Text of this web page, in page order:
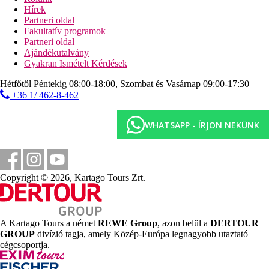
Sport és szórakozás térítés ellenében
spa-központ
kezelések
Ellátás
All Inclusive: minden étkezés büférendszerben. Helyi
között. Napközben snack-ételek. Az All Inclusive
szállodák szolgáltatásai bizonyos részletekben
20 km
Távolság a legközelebbi repülőtértől
500 m
Vásárlás
8 km
Városközpont
0 m
Távolság a tengerparttól
Hírek
Partneri oldal
Fakultatív programok
Partneri oldal
Ajándékutalvány
Gyakran Ismételt Kérdések
Hétfőtől Péntekig 08:00-18:00, Szombat és Vasárnap 09:00-17:30
+36 1/ 462-8-462
WHATSAPP - ÍRJON NEKÜNK
Copyright © 2026, Kartago Tours Zrt.
A Kartago Tours a német REWE Group, azon belül a DERTOUR
GROUP divízió tagja, amely Közép-Európa legnagyobb utaztató
cégcsoportja.